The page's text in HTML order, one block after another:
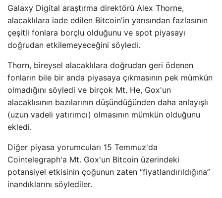
Galaxy Digital araştırma direktörü Alex Thorne,
alacaklılara iade edilen Bitcoin'in yarısından fazlasının
çeşitli fonlara borçlu olduğunu ve spot piyasayı
doğrudan etkilemeyeceğini söyledi.
Thorn, bireysel alacaklılara doğrudan geri ödenen
fonların bile bir anda piyasaya çıkmasının pek mümkün
olmadığını söyledi ve birçok Mt. He, Gox'un
alacaklısının bazılarının düşündüğünden daha anlayışlı
(uzun vadeli yatırımcı) olmasının mümkün olduğunu
ekledi.
Diğer piyasa yorumcuları 15 Temmuz'da
Cointelegraph'a Mt. Gox'un Bitcoin üzerindeki
potansiyel etkisinin çoğunun zaten “fiyatlandırıldığına”
inandıklarını söylediler.